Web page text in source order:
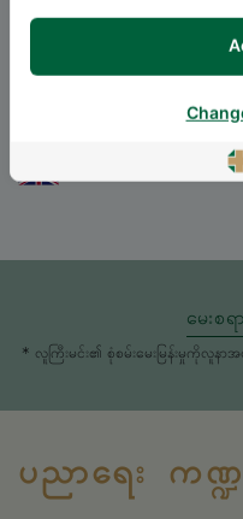
Specialties:
ဘ
မေးစ
* လူကြီးမင်း၏ စုံစမ်းမေးမြန်းမှုကိုလူနာ
ပညာရေး ကဏ္ဍ